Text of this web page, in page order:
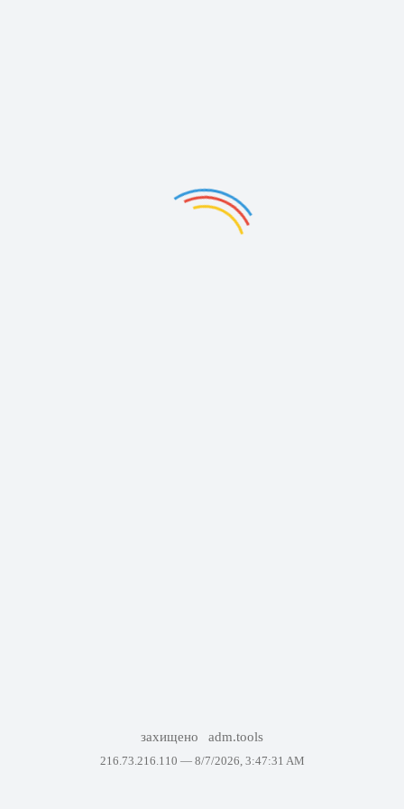
захищено adm.tools
216.73.216.110 — 8/7/2026, 3:47:31 AM